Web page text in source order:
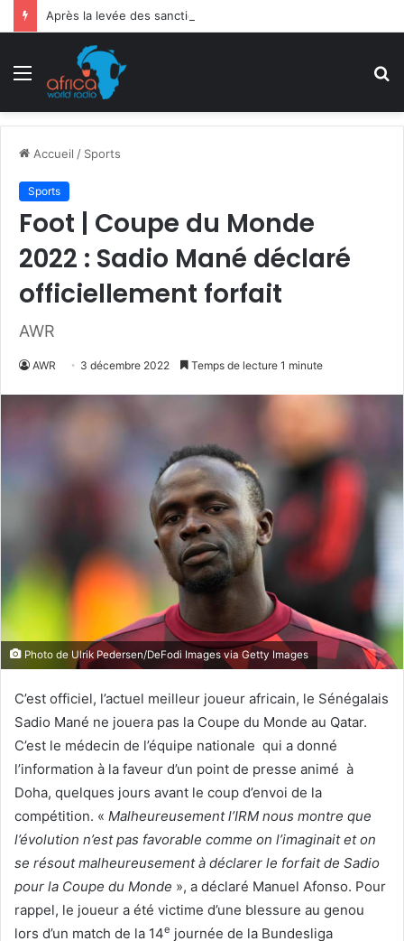
Menu
Accueil / Sports
Sports
Foot | Coupe du Monde
2022 : Sadio Mané déclaré
officiellement forfait
AWR
AWR 3 décembre 2022 Temps de lecture 1 minute
Photo de Ulrik Pedersen/DeFodi Images via Getty Images
C’est officiel, l’actuel meilleur joueur africain, le Sénégalais
Sadio Mané ne jouera pas la Coupe du Monde au Qatar.
C’est le médecin de l’équipe nationale qui a donné
l’information à la faveur d’un point de presse animé à
Doha, quelques jours avant le coup d’envoi de la
compétition. « Malheureusement l’IRM nous montre que
l’évolution n’est pas favorable comme on l’imaginait et on
se résout malheureusement à déclarer le forfait de Sadio
pour la Coupe du Monde », a déclaré Manuel Afonso. Pour
rappel, le joueur a été victime d’une blessure au genou
lors d’un match de la 14e journée de la Bundesliga